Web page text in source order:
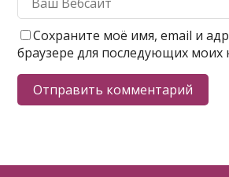
Сохраните моё имя, email и
браузере для последующих